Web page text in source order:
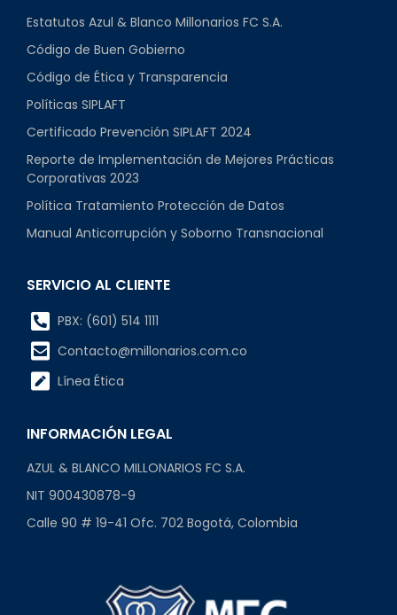
Estatutos Azul & Blanco Millonarios FC S.A.
Código de Buen Gobierno
Código de Ética y Transparencia
Políticas SIPLAFT
Certificado Prevención SIPLAFT 2024
Reporte de Implementación de Mejores Prácticas
Corporativas 2023
Política Tratamiento Protección de Datos
Manual Anticorrupción y Soborno Transnacional
SERVICIO AL CLIENTE
PBX: (601) 514 1111
Contacto@millonarios.com.co
Línea Ética
INFORMACIÓN LEGAL
AZUL & BLANCO MILLONARIOS FC S.A.
NIT 900430878-9
Calle 90 # 19-41 Ofc. 702 Bogotá, Colombia